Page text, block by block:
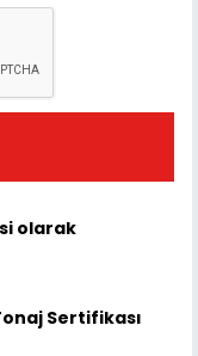
olarak
Sertifikası